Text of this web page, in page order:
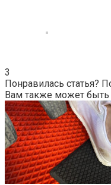
3
Понравилась статья?
Вам также может быть